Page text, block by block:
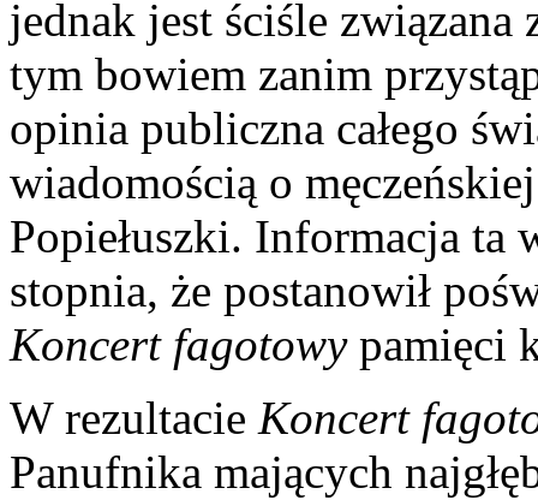
jednak jest ściśle
tym bowiem zanim
opinia publiczna całego
wiadomością o
Popiełuszki. Informacja ta
stopnia, że postanowił
Koncert fagotowy pamięci
W rezultacie Koncert
Panufnika mających